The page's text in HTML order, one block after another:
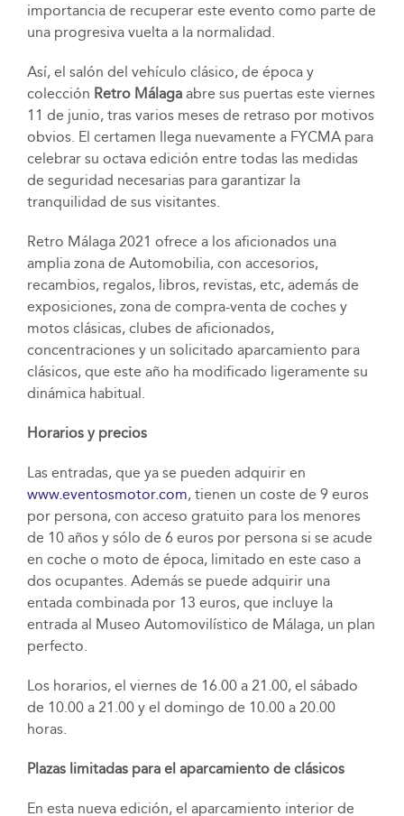
importancia de recuperar este evento como parte de
una progresiva vuelta a la normalidad.
Así, el salón del vehículo clásico, de época y
colección Retro Málagaabre sus puertas este viernes
11 de junio, tras varios meses de retraso por motivos
obvios. El certamen llega nuevamente a FYCMA para
celebrar su octava edición entre todas las medidas
de seguridad necesarias para garantizar la
tranquilidad de sus visitantes.
Retro Málaga 2021 ofrece a los aficionados una
amplia zona de Automobilia, con accesorios,
recambios, regalos, libros, revistas, etc, además de
exposiciones, zona de compra-venta de coches y
motos clásicas, clubes de aficionados,
concentraciones y un solicitado aparcamiento para
clásicos, que este año ha modificado ligeramente su
dinámica habitual.
Horarios y precios
Las entradas, que ya se pueden adquirir en
www.eventosmotor.com, tienen un coste de 9 euros
por persona, con acceso gratuito para los menores
de 10 años y sólo de 6 euros por persona si se acude
en coche o moto de época, limitado en este caso a
dos ocupantes. Además se puede adquirir una
entada combinada por 13 euros, que incluye la
entrada al Museo Automovilístico de Málaga, un plan
perfecto.
Los horarios, el viernes de 16.00 a 21.00, el sábado
de 10.00 a 21.00 y el domingo de 10.00 a 20.00
horas.
Plazas limitadas para el aparcamiento de clásicos
En esta nueva edición, el aparcamiento interior de